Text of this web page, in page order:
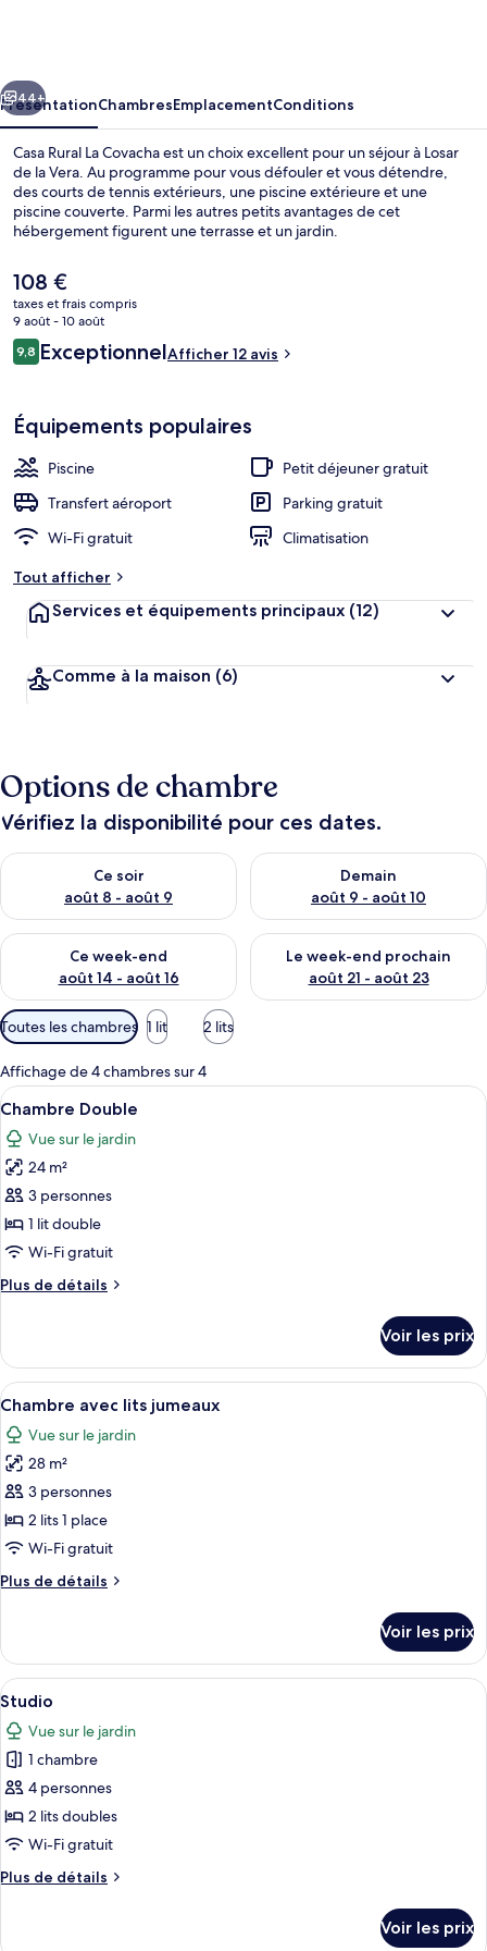
Suivant
44+
PrésentationChambresEmplacementConditions
Casa Rural La Covacha est un choix excellent pour un séjour à Losar
de la Vera. Au programme pour vous défouler et vous détendre,
des courts de tennis extérieurs, une piscine extérieure et une
piscine couverte. Parmi les autres petits avantages de cet
hébergement figurent une terrasse et un jardin.
Le
prix
actuel
est
de
108 €
taxes et frais compris
9 août - 10 août
Avis
voyageurs
9,89,8 sur 10
ExceptionnelAfficher 12 avis
Équipements populaires
Piscine
Petit déjeuner gratuit
Transfert aéroport
Parking gratuit
Wi-Fi gratuit
Climatisation
Tout afficher
Services et équipements principaux (12)
Comme à la maison (6)
Options de chambre
Vérifiez la disponibilité pour ces dates.
Ce soir
août 8 - août 9
Vérifier la disponibilité pour ce soir août 8 - août 9
Demain
août 9 - août 10
Vérifier la disponibilité pour
Ce week-end
août 14 - août 16
Vérifier la disponibilité pour ce week-end août 14 - août 16
Le week-end prochain
août 21 - août 23
Vérifier la disponibilité pour
Filtres
disponibles
pour
les
chambres
Toutes les chambres 1 lit 2 lits
Affichage de 4 chambres sur 4
Afficher
toutes
les
photos
pour
ce
type
chambre :
Une chambre avec un plafond en
5
Chambre Double
Vue sur le jardin
24 m²
3 personnes
1 lit double
Wi-Fi gratuit
Plus de détails
Plus
le
type
de
chambre
Chambre
Double
Voir les prix
Afficher
toutes
les
photos
pour
ce
type
chambre :
lits
jumeaux
Une chambre d’hôtel avec deux
4
Chambre avec lits jumeaux
Vue sur le jardin
28 m²
3 personnes
2 lits 1 place
Wi-Fi gratuit
Plus de détails
Plus
le
type
de
chambre
Chambre
avec
lits
jumeaux
Voir les prix
Afficher
toutes
les
photos
pour
ce
type
chambre :
Une chambre à coucher
8
Studio
Vue sur le jardin
1 chambre
4 personnes
2 lits doubles
Wi-Fi gratuit
Plus de détails
Plus
Voir les prix